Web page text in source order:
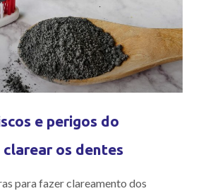
e perigos do
os dentes
para fazer clareamento dos